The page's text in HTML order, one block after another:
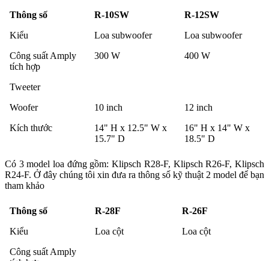
Thông số R-10SW
R-12SW
Kiểu
Loa subwoofer
Loa subwoofer
Công suất Amply
tích hợp
300 W 400 W
Tweeter
Woofer
10 inch
12 inch
Kích thước
14" H x 12.5" W x
15.7" D
16" H x 14" W x
18.5" D
Có 3 model loa đứng gồm: Klipsch R28-F, Klipsch R26-F, Klipsch
R24-F. Ở đây chúng tôi xin đưa ra thông số kỹ thuật 2 model để bạn
tham khảo
Thông số R-28F
R-26F
Kiểu
Loa cột
Loa cột
Công suất Amply